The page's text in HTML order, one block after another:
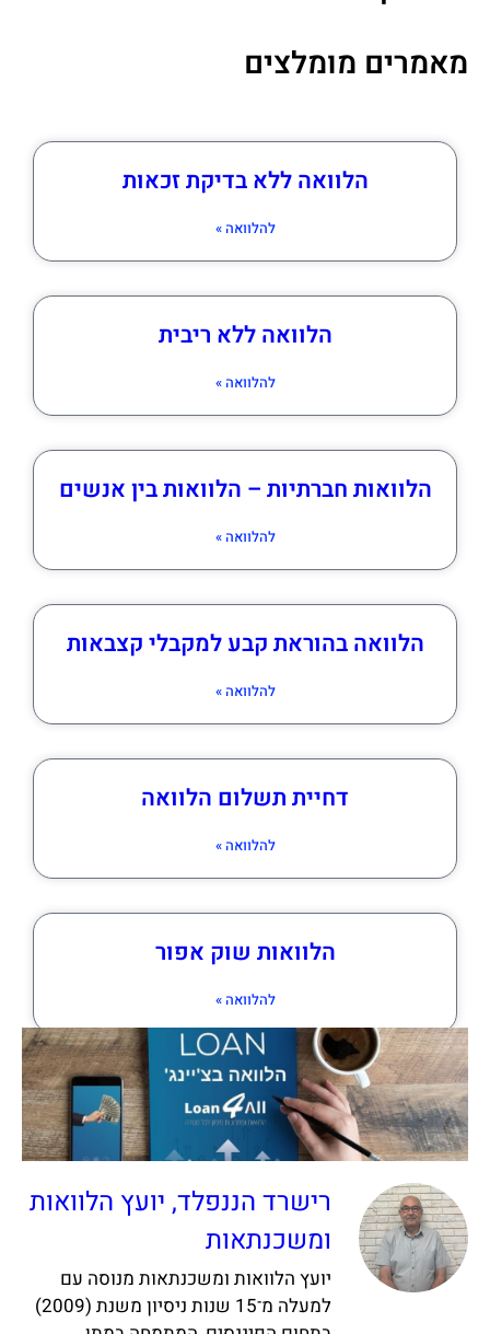
מאמרים מומלצים
הלוואה ללא בדיקת זכאות
להלוואה »
הלוואה ללא ריבית
להלוואה »
הלוואות חברתיות – הלוואות בין אנשים
להלוואה »
הלוואה בהוראת קבע למקבלי קצבאות
להלוואה »
דחיית תשלום הלוואה
להלוואה »
הלוואות שוק אפור
להלוואה »
רישרד הננפלד, יועץ הלוואות
ומשכנתאות
יועץ הלוואות ומשכנתאות מנוסה עם
למעלה מ־15 שנות ניסיון משנת (2009)